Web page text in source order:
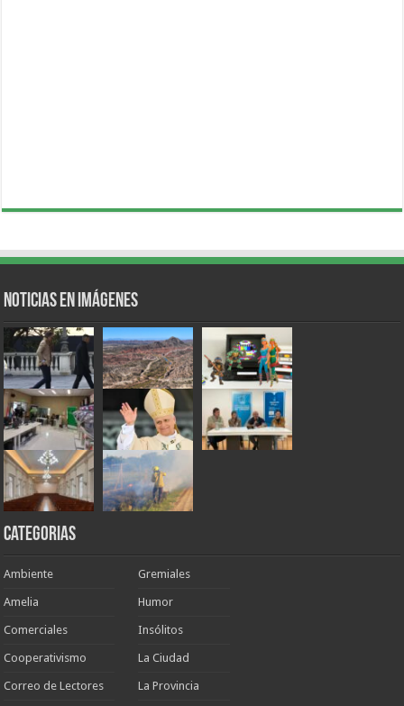
Noticias en Imágenes
Categorias
Ambiente
Amelia
Comerciales
Cooperativismo
Correo de Lectores
Gremiales
Humor
Insólitos
La Ciudad
La Provincia